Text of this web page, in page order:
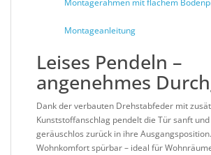
Montagerahmen mit flachem
Montageanleitung
Leises Pendeln –
angenehmes
Dank der verbauten Drehstabfeder mit
Kunststoffanschlag pendelt die Tür sanft
geräuschlos zurück in ihre
Wohnkomfort spürbar – ideal für